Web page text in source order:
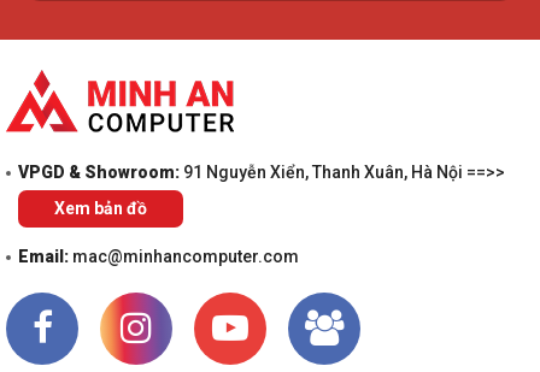
VPGD & Showroom: 91 Nguyễn Xiển, Thanh Xuân, Hà Nội ==>>
Xem bản đồ
Email: mac@minhancomputer.com